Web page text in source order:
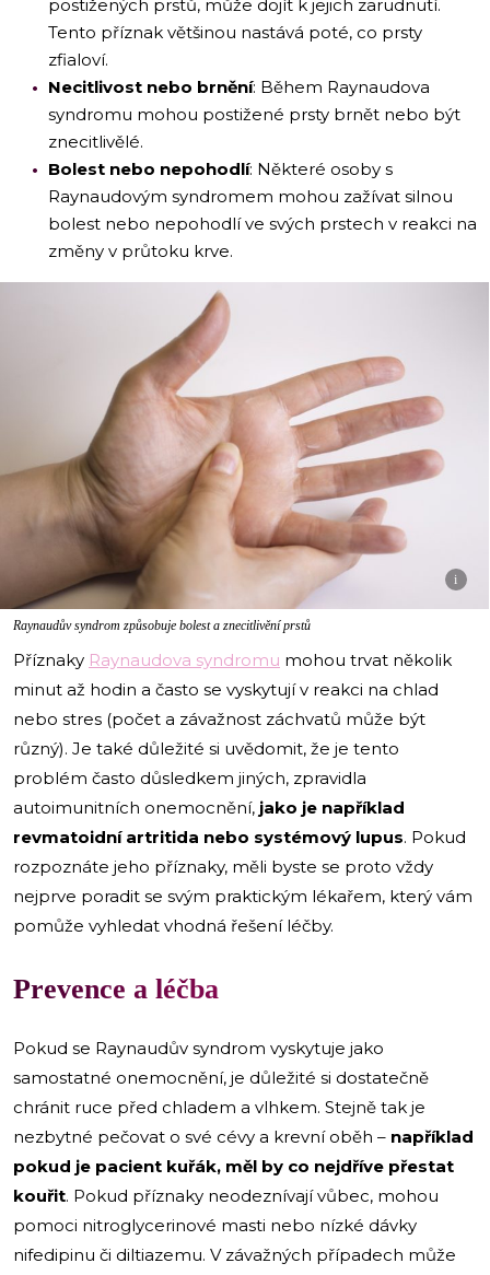
postižených prstů, může dojít k jejich zarudnutí.
Tento příznak většinou nastává poté, co prsty
zfialoví.
Necitlivost nebo brnění: Během Raynaudova
syndromu mohou postižené prsty brnět nebo být
znecitlivělé.
Bolest nebo nepohodlí: Některé osoby s
Raynaudovým syndromem mohou zažívat silnou
bolest nebo nepohodlí ve svých prstech v reakci na
změny v průtoku krve.
i
Raynaudův syndrom způsobuje bolest a znecitlivění prstů
Příznaky Raynaudova syndromu mohou trvat několik
minut až hodin a často se vyskytují v reakci na chlad
nebo stres (počet a závažnost záchvatů může být
různý). Je také důležité si uvědomit, že je tento
problém často důsledkem jiných, zpravidla
autoimunitních onemocnění, jako je například
revmatoidní artritida nebo systémový lupus. Pokud
rozpoznáte jeho příznaky, měli byste se proto vždy
nejprve poradit se svým praktickým lékařem, který vám
pomůže vyhledat vhodná řešení léčby.
Prevence a léčba
Pokud se Raynaudův syndrom vyskytuje jako
samostatné onemocnění, je důležité si dostatečně
chránit ruce před chladem a vlhkem. Stejně tak je
nezbytné pečovat o své cévy a krevní oběh – například
pokud je pacient kuřák, měl by co nejdříve přestat
kouřit. Pokud příznaky neodeznívají vůbec, mohou
pomoci nitroglycerinové masti nebo nízké dávky
nifedipinu či diltiazemu. V závažných případech může